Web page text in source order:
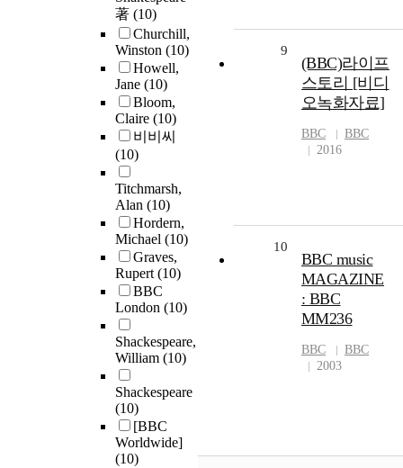
著 (10)
Churchill,
Winston (10)
Howell,
Jane (10)
Bloom,
Claire (10)
비비씨
(10)
Titchmarsh,
Alan (10)
Hordern,
Michael (10)
Graves,
Rupert(10)
BBC
London (10)
Shackespeare,
William (10)
Shackespeare
(10)
[BBC
Worldwide]
(10)
9
(BBC)라이프
스토리 [비디
오녹화자료]
BBC
BBC
2016
10
BBC music
MAGAZINE
: BBC
MM236
BBC
BBC
2003